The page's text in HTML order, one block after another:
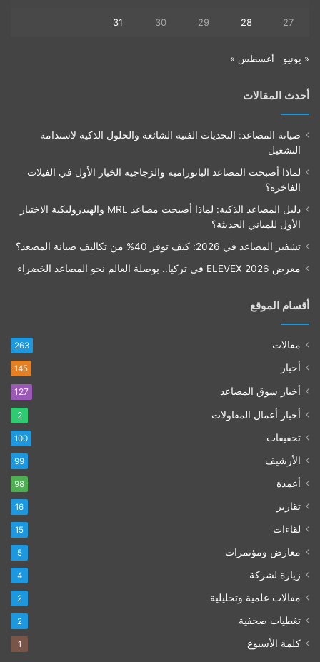
27
28
29
30
31
« يونيو أغسطس »
أحدث المقالات
صيانة المصاعد: التحديات الفنية الشائعة والحلول الذكية لاستدامة
التشغيل
لماذا أصبحت المصاعد البانورامية والزجاجية الخيار الأول في الفيلات
الفاخرة؟
دليل المصاعد الذكية: لماذا أصبحت مصاعد MRL والهيدروليكية الاختيار
الأول للمباني الحديثة؟
تشفير المصاعد في 2026: كيف توفر 40% من تكاليف صيانة المصعد؟
معرض ELEVEX 2026 في تركيا.. بوصلة العالم نحو المصاعد الخضراء
أقسام الموقع
مقالات 263
أخبار 145
أخبار سوق المصاعد 127
أخبار أعمال المقاولات 2
تحقيقات 100
الأرشيف 99
أعمدة 98
تقارير 16
لقاءات 15
معارض ومؤتمرات 5
زيارة لشركة 4
مقالات علمية وتحليلية 2
تغطيات صحفية 2
كلمة الأسبوع 1